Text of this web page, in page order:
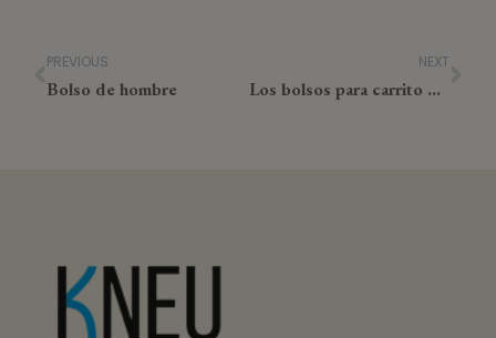
PREVIOUS
Bolso de hombre
NEXT
Los bolsos para carrito bebe